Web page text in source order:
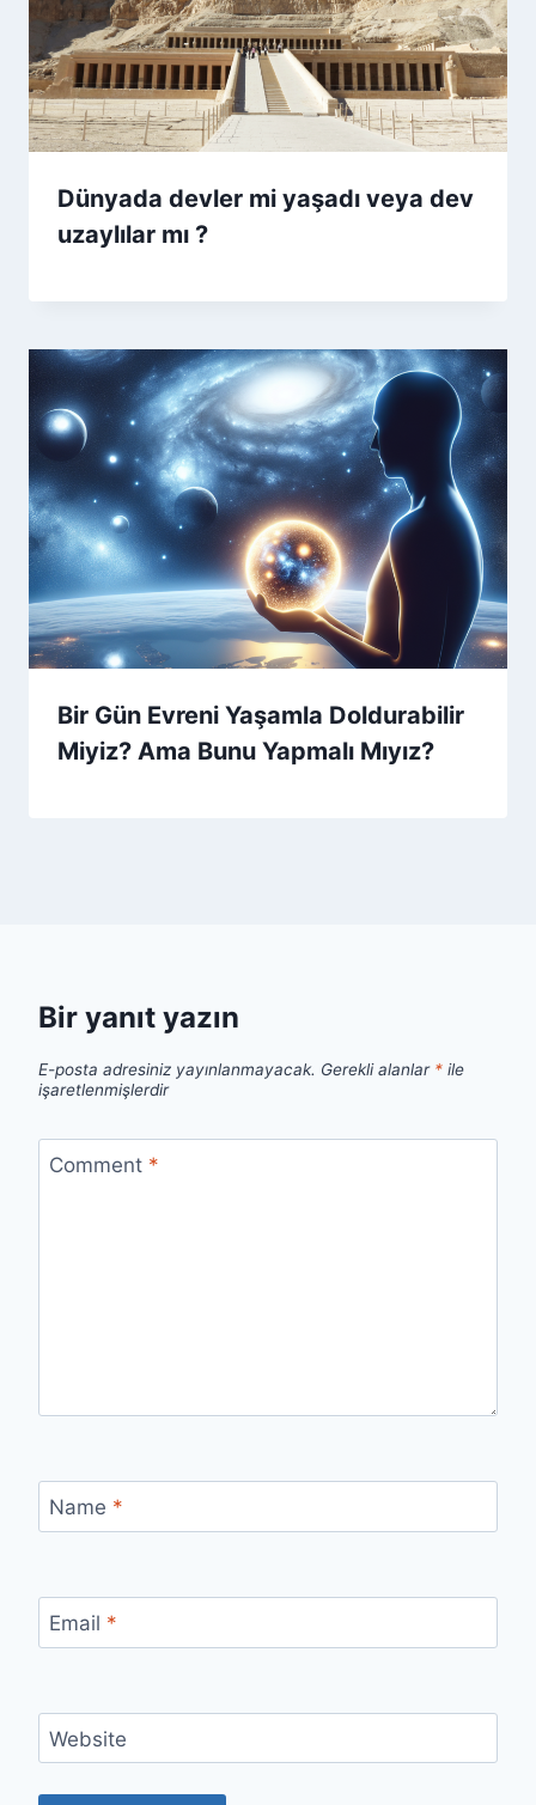
Dünyada devler mi yaşadı veya dev
uzaylılar mı ?
Bir Gün Evreni Yaşamla Doldurabilir
Miyiz? Ama Bunu Yapmalı Mıyız?
Bir yanıt yazın
E-posta adresiniz yayınlanmayacak. Gerekli alanlar * ile
işaretlenmişlerdir
Comment *
Name *
Email *
Website